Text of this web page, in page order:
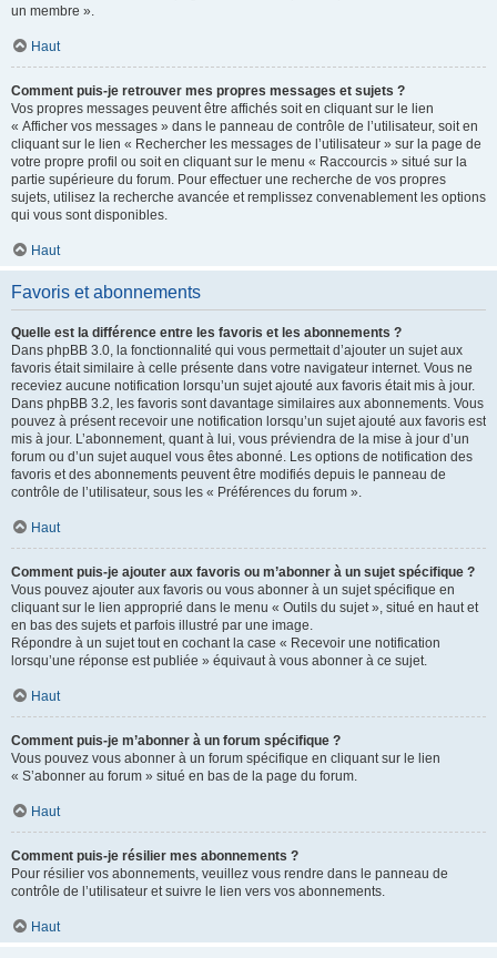
un membre ».
Haut
Comment puis-je retrouver mes propres messages et sujets ?
Vos propres messages peuvent être affichés soit en cliquant sur le lien
« Afficher vos messages » dans le panneau de contrôle de l’utilisateur, soit en
cliquant sur le lien « Rechercher les messages de l’utilisateur » sur la page de
votre propre profil ou soit en cliquant sur le menu « Raccourcis » situé sur la
partie supérieure du forum. Pour effectuer une recherche de vos propres
sujets, utilisez la recherche avancée et remplissez convenablement les options
qui vous sont disponibles.
Haut
Favoris et abonnements
Quelle est la différence entre les favoris et les abonnements ?
Dans phpBB 3.0, la fonctionnalité qui vous permettait d’ajouter un sujet aux
favoris était similaire à celle présente dans votre navigateur internet. Vous ne
receviez aucune notification lorsqu’un sujet ajouté aux favoris était mis à jour.
Dans phpBB 3.2, les favoris sont davantage similaires aux abonnements. Vous
pouvez à présent recevoir une notification lorsqu’un sujet ajouté aux favoris est
mis à jour. L’abonnement, quant à lui, vous préviendra de la mise à jour d’un
forum ou d’un sujet auquel vous êtes abonné. Les options de notification des
favoris et des abonnements peuvent être modifiés depuis le panneau de
contrôle de l’utilisateur, sous les « Préférences du forum ».
Haut
Comment puis-je ajouter aux favoris ou m’abonner à un sujet spécifique ?
Vous pouvez ajouter aux favoris ou vous abonner à un sujet spécifique en
cliquant sur le lien approprié dans le menu « Outils du sujet », situé en haut et
en bas des sujets et parfois illustré par une image.
Répondre à un sujet tout en cochant la case « Recevoir une notification
lorsqu’une réponse est publiée » équivaut à vous abonner à ce sujet.
Haut
Comment puis-je m’abonner à un forum spécifique ?
Vous pouvez vous abonner à un forum spécifique en cliquant sur le lien
« S’abonner au forum » situé en bas de la page du forum.
Haut
Comment puis-je résilier mes abonnements ?
Pour résilier vos abonnements, veuillez vous rendre dans le panneau de
contrôle de l’utilisateur et suivre le lien vers vos abonnements.
Haut